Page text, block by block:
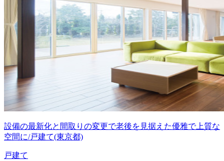
設備の最新化と間取りの変更で老後を見据えた優雅で上質な
空間に/戸建て(東京都)
戸建て